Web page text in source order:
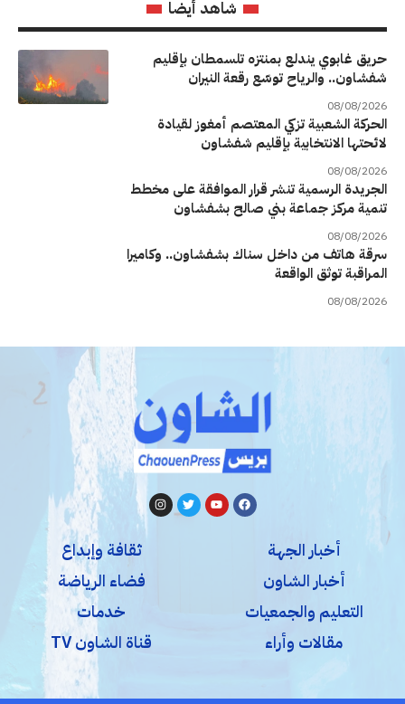
شاهد أيضا
حريق غابوي يندلع بمنتزه تلسمطان بإقليم
شفشاون.. والرياح توسّع رقعة النيران
08/08/2026
الحركة الشعبية تزكي المعتصم أمغوز لقيادة
لائحتها الانتخابية بإقليم شفشاون
08/08/2026
الجريدة الرسمية تنشر قرار الموافقة على مخطط
تنمية مركز جماعة بني صالح بشفشاون
08/08/2026
سرقة هاتف من داخل سناك بشفشاون.. وكاميرا
المراقبة توثق الواقعة
08/08/2026
أخبار الجهة
أخبار الشاون
التعليم والجمعيات
مقالات وأراء
ثقافة وإبداع
فضاء الرياضة
خدمات
قناة الشاون TV